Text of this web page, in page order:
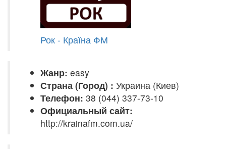
Рок - Країна ФМ
Жанр: easy
Страна (Город) : Украина (Киев)
Телефон: 38 (044) 337-73-10
Официальный сайт:
http://krainafm.com.ua/